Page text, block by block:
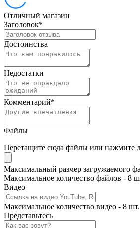
Отличный магазин
Заголовок*
Достоинства
Недостатки
Комментарий*
Файлы
Перетащите сюда файлы или нажмите
Максимальный размер загружаемого
Максимальное количество файлов - 8
Видео
Максимальное количество видео - 8 шт.
Представьтесь